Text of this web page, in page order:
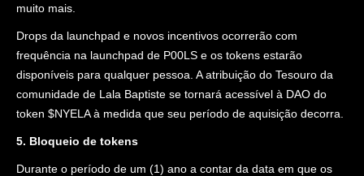
muito mais.
Drops da launchpad e novos incentivos ocorrerão com
frequência na launchpad de P00LS e os tokens estarão
disponíveis para qualquer pessoa. A atribuição do Tesouro da
comunidade de Lala Baptiste se tornará acessível à DAO do
token $NYELA à medida que seu período de aquisição decorra.
5. Bloqueio de tokens
Durante o período de um (1) ano a contar da data em que os